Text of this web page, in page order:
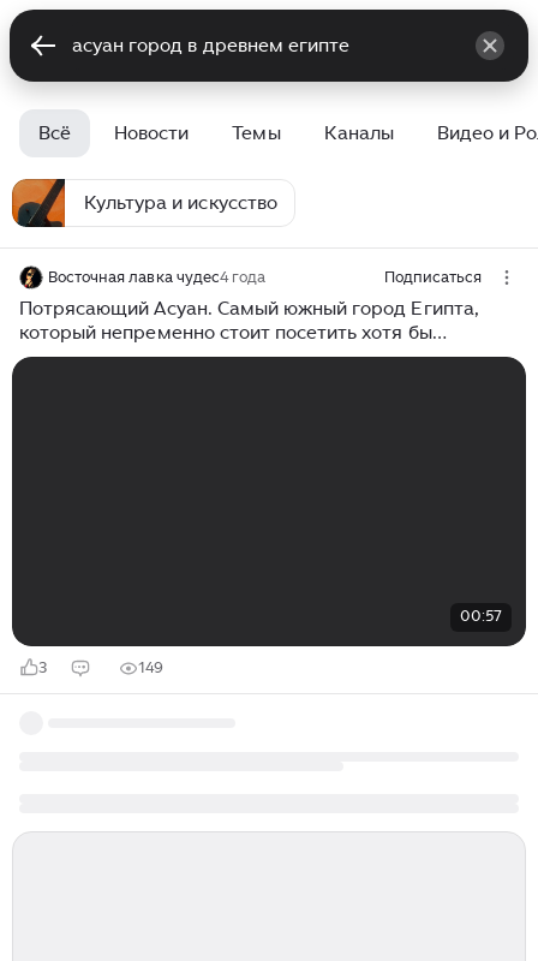
Всё Новости Темы Каналы Видео и
Культура и искусство
Восточная лавка чудес4 года Подписаться
Потрясающий Асуан. Самый южный город Египта,
который непременно стоит посетить хотя бы
однажды.
00:57
3 149